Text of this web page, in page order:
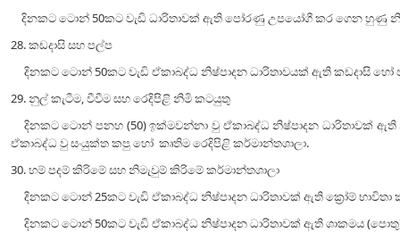
දිනකට ටොන් 50කට වැඩි ධාරිතාවක් ඇති පෝරණු උපයෝගී කර ගෙන හුණු
28. කඩදාසි සහ පල්ප
දිනකට ටොන් 50කට වැඩි ඒකාබද්ධ නිෂ්පාදන ධාරිතාවයක් ඇති කඩදාසි හෝ
29. නුල් කැටීම, වීවීම සහ රෙදිපිළි නිමි කටයුතු
දිනකට ටොන් පනහ (50) ඉක්මවන්නා වු ඒකාබද්ධ නිෂ්පාදන ධාරිතාවක් ඇති
ඒකාබද්ධ වු සංයුක්ත කපු හෝ කෘතිම රෙදිපිළි කර්මාන්තශාලා.
30. හම් පදම් කිරිමේ සහ නිමැවුම් කිරිමේ කර්මාන්තශාලා
දිනකට ටොන් 25කට වැඩි ඒකාබද්ධ නිෂ්පාදන ධාරිතාවක් ඇති ක්‍රෝම් භාවිතා
දිනකට ටොන් 50කට වැඩි ඒකාබද්ධ නිෂ්පාදන ධාරිතාවක් ඇති ශාකමය